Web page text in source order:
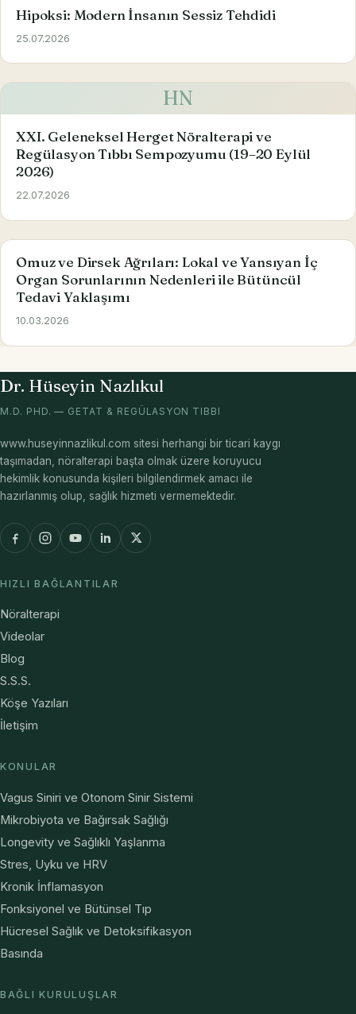
Hipoksi: Modern İnsanın Sessiz Tehdidi
25.07.2026
HN
XXI. Geleneksel Herget Nöralterapi ve
Regülasyon Tıbbı Sempozyumu (19–20 Eylül
2026)
22.07.2026
Omuz ve Dirsek Ağrıları: Lokal ve Yansıyan İç
Organ Sorunlarının Nedenleri ile Bütüncül
Tedavi Yaklaşımı
10.03.2026
Dr. Hüseyin Nazlıkul
M.D. PHD. — GETAT & REGÜLASYON TIBBI
www.huseyinnazlikul.com sitesi herhangi bir ticari kaygı
taşımadan, nöralterapi başta olmak üzere koruyucu
hekimlik konusunda kişileri bilgilendirmek amacı ile
hazırlanmış olup, sağlık hizmeti vermemektedir.
HIZLI BAĞLANTILAR
Nöralterapi
Videolar
Blog
S.S.S.
Köşe Yazıları
İletişim
KONULAR
Vagus Siniri ve Otonom Sinir Sistemi
Mikrobiyota ve Bağırsak Sağlığı
Longevity ve Sağlıklı Yaşlanma
Stres, Uyku ve HRV
Kronik İnflamasyon
Fonksiyonel ve Bütünsel Tıp
Hücresel Sağlık ve Detoksifikasyon
Basında
BAĞLI KURULUŞLAR